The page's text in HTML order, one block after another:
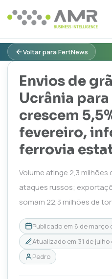
Voltar para FertNews
Envios de
Ucrânia
crescem
fevereiro,
ferrovia
Volume atinge 2,3
ataques russos;
somam 22,3 milhões de
Publicado em 6 de março
Atualizado em 31 de
Pedro